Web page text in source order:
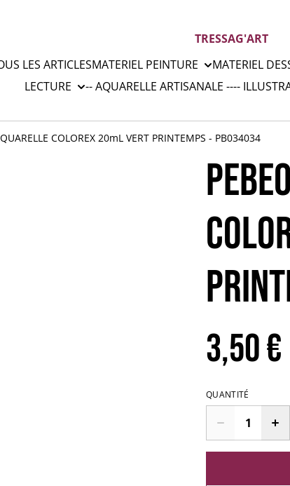
TRESSAG'ART
LES ARTICLESMATERIEL PEINTURE MATERIEL
LECTURE
-- AQUARELLE ARTISANALE ----
COLOREX 20mL VERT PRINTEMPS - PB034034
3,50 €
QUANTITÉ